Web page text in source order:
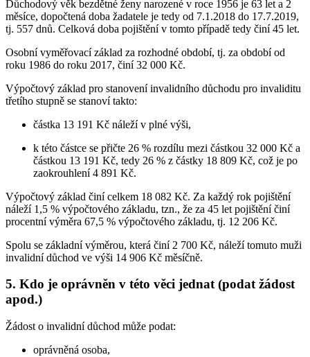
Důchodový věk bezdětné ženy narozené v roce 1956 je 63 let a 2
měsíce, dopočtená doba žadatele je tedy od 7.1.2018 do 17.7.2019,
tj. 557 dnů. Celková doba pojištění v tomto případě tedy činí 45 let.
Osobní vyměřovací základ za rozhodné období, tj. za období od
roku 1986 do roku 2017, činí 32 000 Kč.
Výpočtový základ pro stanovení invalidního důchodu pro invaliditu
třetího stupně se stanoví takto:
částka 13 191 Kč náleží v plné výši,
k této částce se přičte 26 % rozdílu mezi částkou 32 000 Kč a
částkou 13 191 Kč, tedy 26 % z částky 18 809 Kč, což je po
zaokrouhlení 4 891 Kč.
Výpočtový základ činí celkem 18 082 Kč. Za každý rok pojištění
náleží 1,5 % výpočtového základu, tzn., že za 45 let pojištění činí
procentní výměra 67,5 % výpočtového základu, tj. 12 206 Kč.
Spolu se základní výměrou, která činí 2 700 Kč, náleží tomuto muži
invalidní důchod ve výši 14 906 Kč měsíčně.
5. Kdo je oprávněn v této věci jednat (podat žádost
apod.)
Žádost o invalidní důchod může podat:
oprávněná osoba,